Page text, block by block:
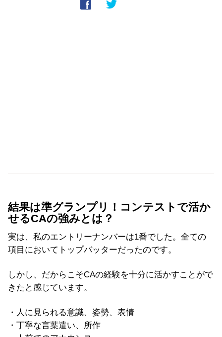
結果は準グランプリ！コンテストで活か
せるCAの強みとは？
実は、私のエントリーナンバーは1番でした。全ての
項目においてトップバッターだったのです。
しかし、だからこそCAの経験を十分に活かすことがで
きたと感じています。
・人に見られる意識、姿勢、表情
・丁寧な言葉遣い、所作